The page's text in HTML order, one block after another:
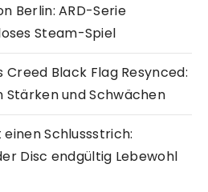
Berlin: ARD-Serie
Steam-Spiel
Creed Black Flag Resynced:
Stärken und Schwächen
einen Schlussstrich:
Disc endgültig Lebewohl